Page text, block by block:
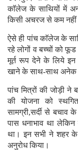
काॅलेज के साथियों में
किसी अचरज से कम
ऐसे ही पांच काॅलेज के
रहे लोगों व बच्चों को
मूर्त रूप देने के लिये इन
खाने के साथ-साथ अनेक
पांच मित्रों की जोड़ी
की योजना को
सामग्री,सर्दी से
पास धनाभाव था लेकिन
था। इन सभी ने शहर के
अनुरोध किया।